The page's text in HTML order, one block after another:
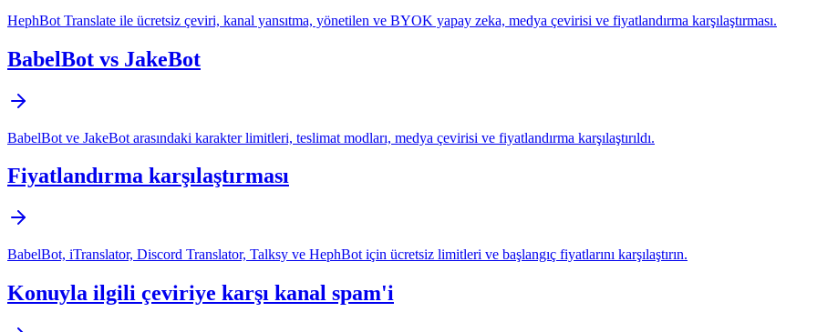
HephBot Translate ile ücretsiz çeviri, kanal yansıtma, yönetilen ve BYOK yapay zeka, medya çevirisi ve fiyatlandırma karşılaştırması.
BabelBot vs JakeBot
BabelBot ve JakeBot arasındaki karakter limitleri, teslimat modları, medya çevirisi ve fiyatlandırma karşılaştırıldı.
Fiyatlandırma karşılaştırması
BabelBot, iTranslator, Discord Translator, Talksy ve HephBot için ücretsiz limitleri ve başlangıç fiyatlarını karşılaştırın.
Konuyla ilgili çeviriye karşı kanal spam'i